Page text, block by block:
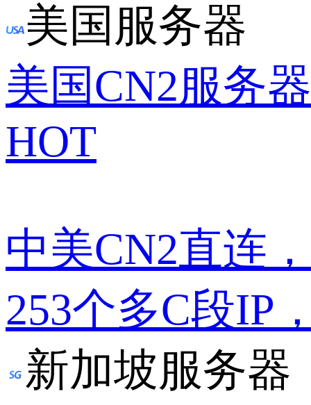
美国服务器
美国CN2服务器
HOT
中美CN2直连
253个多C段IP
新加坡服务器